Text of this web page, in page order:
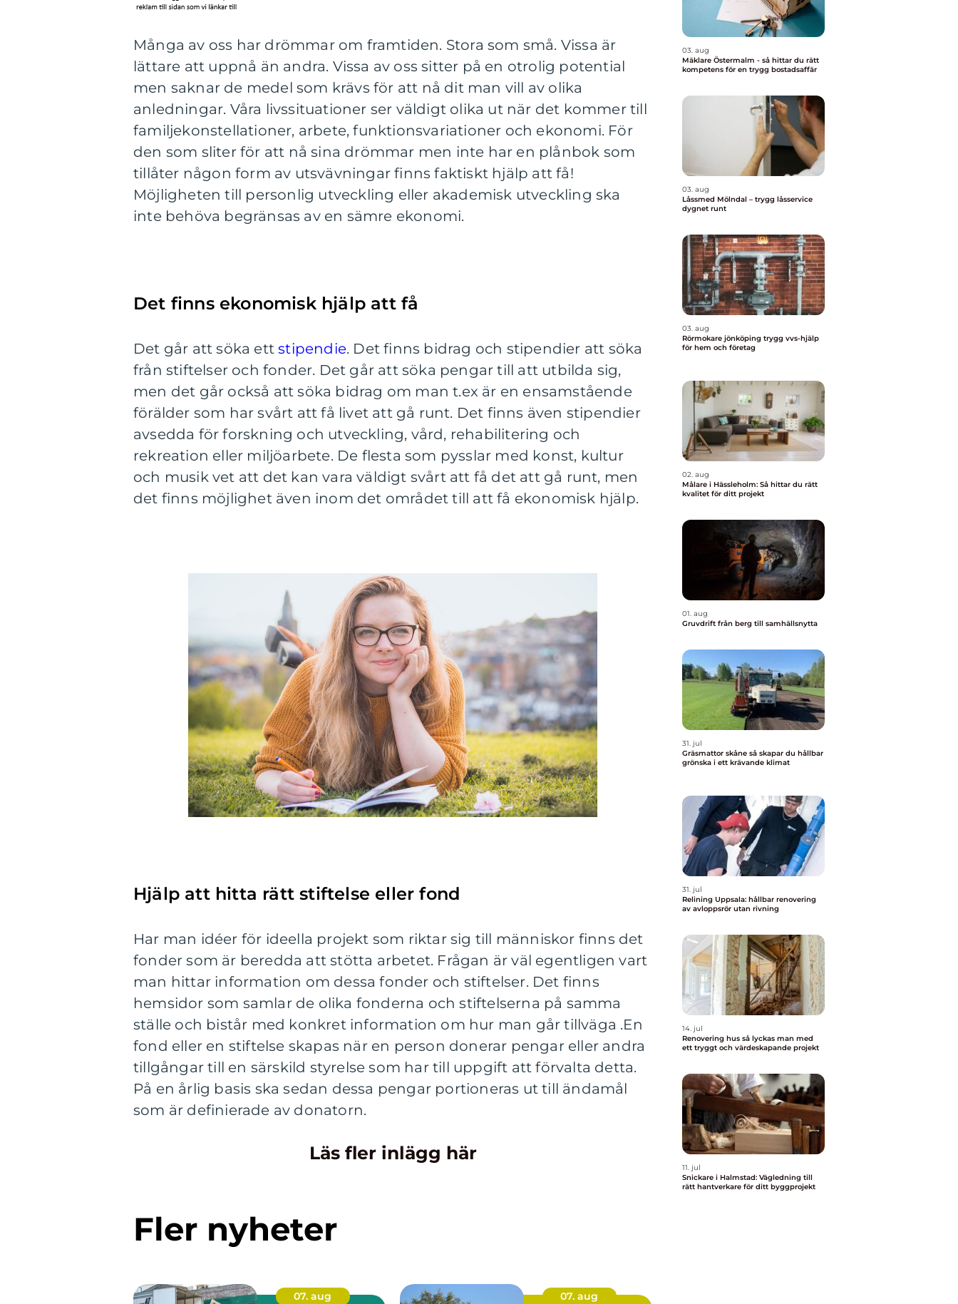
Många av oss har drömmar om framtiden. Stora som små. Vissa är
lättare att uppnå än andra. Vissa av oss sitter på en otrolig potential
men saknar de medel som krävs för att nå dit man vill av olika
anledningar. Våra livssituationer ser väldigt olika ut när det kommer till
familjekonstellationer, arbete, funktionsvariationer och ekonomi. För
den som sliter för att nå sina drömmar men inte har en plånbok som
tillåter någon form av utsvävningar finns faktiskt hjälp att få!
Möjligheten till personlig utveckling eller akademisk utveckling ska
inte behöva begränsas av en sämre ekonomi.
Det finns ekonomisk hjälp att få
Det går att söka ettstipendie. Det finns bidrag och stipendier att söka
från stiftelser och fonder. Det går att söka pengar till att utbilda sig,
men det går också att söka bidrag om man t.ex är en ensamstående
förälder som har svårt att få livet att gå runt. Det finns även stipendier
avsedda för forskning och utveckling, vård, rehabilitering och
rekreation eller miljöarbete. De flesta som pysslar med konst, kultur
och musik vet att det kan vara väldigt svårt att få det att gå runt, men
det finns möjlighet även inom det området till att få ekonomisk hjälp.
Hjälp att hitta rätt stiftelse eller fond
Har man idéer för ideella projekt som riktar sig till människor finns det
fonder som är beredda att stötta arbetet. Frågan är väl egentligen vart
man hittar information om dessa fonder och stiftelser. Det finns
hemsidor som samlar de olika fonderna och stiftelserna på samma
ställe och bistår med konkret information om hur man går tillväga .En
fond eller en stiftelse skapas när en person donerar pengar eller andra
tillgångar till en särskild styrelse som har till uppgift att förvalta detta.
På en årlig basis ska sedan dessa pengar portioneras ut till ändamål
som är definierade av donatorn.
Läs fler inlägg här
Fler nyheter
07. aug
07. aug
03. aug
Mäklare Östermalm - så hittar du rätt
kompetens för en trygg bostadsaffär
03. aug
Låssmed Mölndal – trygg låsservice
dygnet runt
03. aug
Rörmokare jönköping trygg vvs-hjälp
för hem och företag
02. aug
Målare i Hässleholm: Så hittar du rätt
kvalitet för ditt projekt
01. aug
Gruvdrift från berg till samhällsnytta
31. jul
Gräsmattor skåne så skapar du hållbar
grönska i ett krävande klimat
31. jul
Relining Uppsala: hållbar renovering
av avloppsrör utan rivning
14. jul
Renovering hus så lyckas man med
ett tryggt och värdeskapande projekt
11. jul
Snickare i Halmstad: Vägledning till
rätt hantverkare för ditt byggprojekt